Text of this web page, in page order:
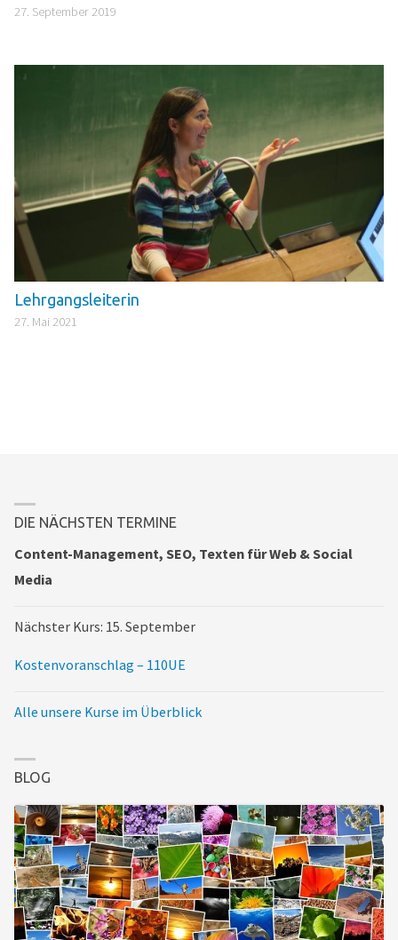
27. September 2019
Lehrgangsleiterin
27. Mai 2021
DIE NÄCHSTEN TERMINE
Content-Management, SEO, Texten für Web & Social
Media
Nächster Kurs: 15. September
Kostenvoranschlag – 110UE
Alle unsere Kurse im Überblick
BLOG